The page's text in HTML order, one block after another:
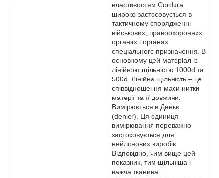
властивостям Cordura
широко застосовується в
тактичному спорядженні
військових, правоохоронних
органах і органах
спеціального призначення. В
основному цей матеріал із
лінійною щільністю 1000d та
500d. Лінійна щільність – це
співвідношення маси нитки
матерії та її довжини.
Вимірюється в Деньє
(denier). Ця одиниця
вимірювання переважно
застосовується для
нейлонових виробів.
Відповідно, чим вище цей
показник, тим щільніша і
важча тканина.